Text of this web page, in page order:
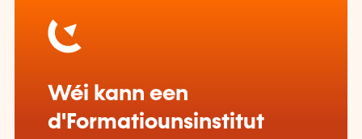
Wéi kann een
d'Formatiounsinstitut